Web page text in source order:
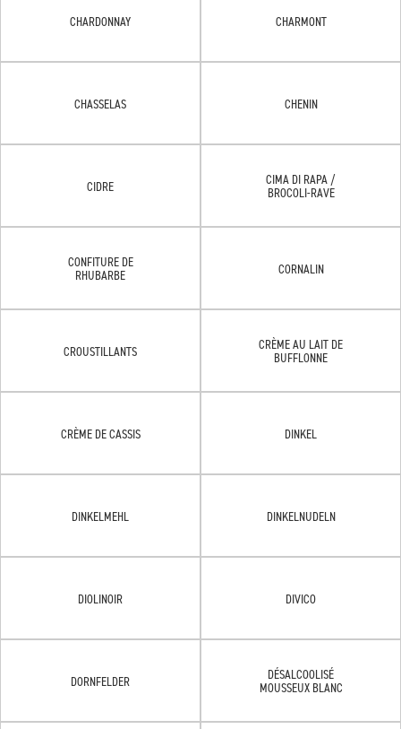
CHARDONNAY CHARMONT
CHASSELAS CHENIN
CIDRE
CIMA DI RAPA /
BROCOLI-RAVE
CONFITURE DE
RHUBARBE
CORNALIN
CROUSTILLANTS
CRÈME AU LAIT DE
BUFFLONNE
CRÈME DE CASSIS DINKEL
DINKELMEHL DINKELNUDELN
DIOLINOIR DIVICO
DORNFELDER
DÉSALCOOLISÉ
MOUSSEUX BLANC